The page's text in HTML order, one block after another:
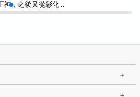
神，之後又從彰化…